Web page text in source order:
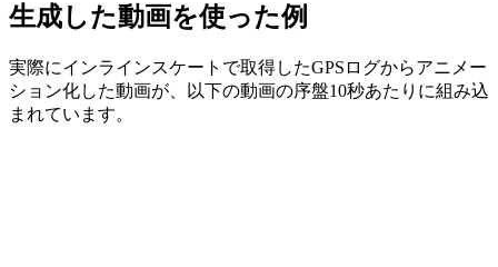
生成した動画を使った例
実際にインラインスケートで取得したGPSログからアニメー
ション化した動画が、以下の動画の序盤10秒あたりに組み込
まれています。